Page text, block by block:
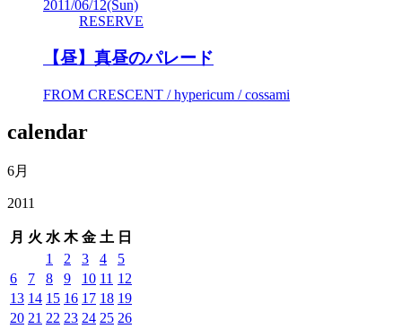
2011/06/12(Sun)
RESERVE
【昼】真昼のパレード
FROM CRESCENT / hypericum / cossami
calendar
6月
2011
月 火 水 木 金 土 日
1 2 3 4
5
6
7 8 9 10 11 12
13 14 15 16 17 18 19
20 21 22 23 24 25 26